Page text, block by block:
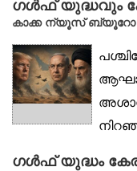
ഗൾഫ് യുദ്ധവും
കാക്ക ന്യൂസ് ബ്യൂറോ
ഗൾഫ് യുദ്ധം